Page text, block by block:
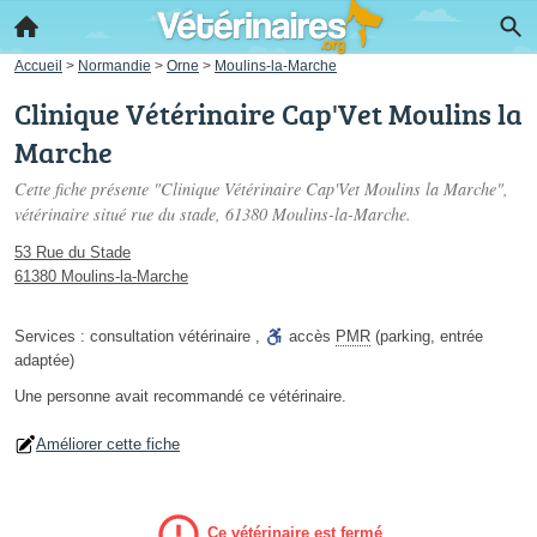
Accueil > Normandie > Orne > Moulins-la-Marche
Clinique Vétérinaire Cap'Vet Moulins la
Marche
Cette fiche présente "Clinique Vétérinaire Cap'Vet Moulins la Marche",
vétérinaire situé rue du stade, 61380 Moulins-la-Marche.
53 Rue du Stade
61380 Moulins-la-Marche
Services : consultation vétérinaire , accès PMR (parking, entrée
adaptée)
Une personne avait recommandé ce vétérinaire.
Améliorer cette fiche
Ce vétérinaire est fermé